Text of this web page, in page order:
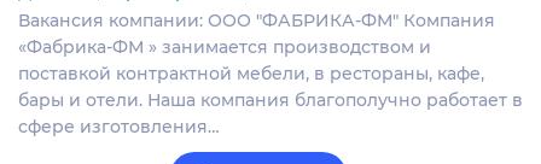
Вакансия компании: ООО "ФАБРИКА-ФМ" Компания
«Фабрика-ФМ » занимается производством и
поставкой контрактной мебели, в рестораны, кафе,
бары и отели. Наша компания благополучно работает в
сфере изготовления…